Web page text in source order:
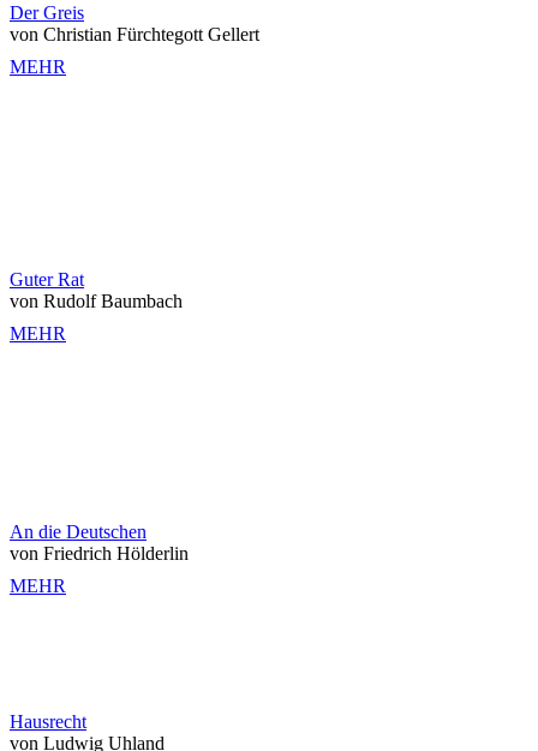
Der Greis
von Christian Fürchtegott Gellert
MEHR
Guter Rat
von Rudolf Baumbach
MEHR
An die Deutschen
von Friedrich Hölderlin
MEHR
Hausrecht
von Ludwig Uhland